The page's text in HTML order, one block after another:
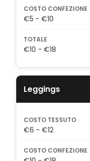
COSTO CONFEZIONE
€5 - €10
TOTALE
€10 - €18
Leggings
COSTO TESSUTO
€6 - €12
COSTO CONFEZIONE